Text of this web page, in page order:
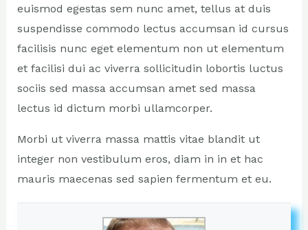
euismod egestas sem nunc amet, tellus at duis
suspendisse commodo lectus accumsan id cursus
facilisis nunc eget elementum non ut elementum
et facilisi dui ac viverra sollicitudin lobortis luctus
sociis sed massa accumsan amet sed massa
lectus id dictum morbi ullamcorper.
Morbi ut viverra massa mattis vitae blandit ut
integer non vestibulum eros, diam in in et hac
mauris maecenas sed sapien fermentum et eu.